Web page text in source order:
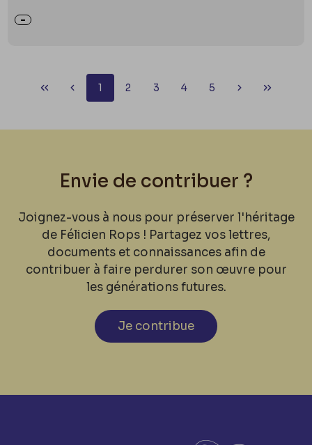
1 2 3 4 5
Envie de contribuer ?
Joignez-vous à nous pour préserver l'héritage
de Félicien Rops ! Partagez vos lettres,
documents et connaissances afin de
contribuer à faire perdurer son œuvre pour
les générations futures.
Je contribue